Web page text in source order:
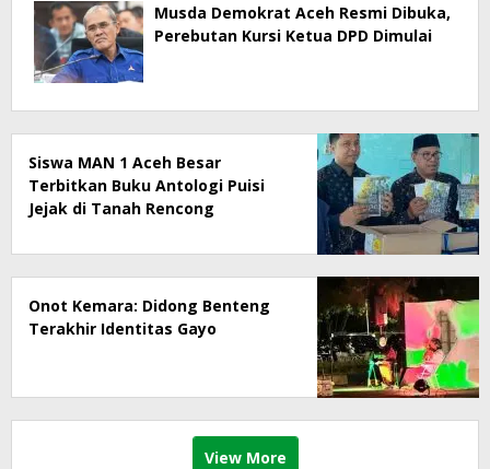
Musda Demokrat Aceh Resmi Dibuka,
Perebutan Kursi Ketua DPD Dimulai
Siswa MAN 1 Aceh Besar
Terbitkan Buku Antologi Puisi
Jejak di Tanah Rencong
Onot Kemara: Didong Benteng
Terakhir Identitas Gayo
View More